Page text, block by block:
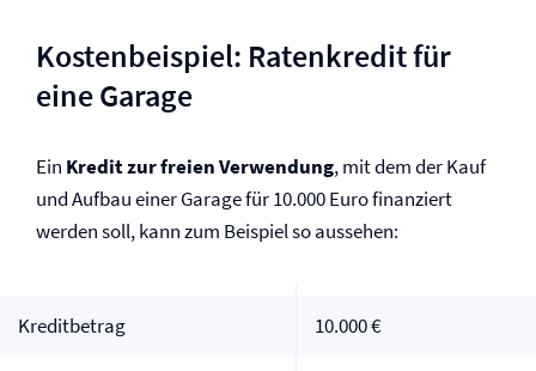
Kostenbeispiel: Ratenkredit für
eine Garage
Ein Kredit zur freien Verwendung, mit dem der Kauf
und Aufbau einer Garage für 10.000 Euro finanziert
werden soll, kann zum Beispiel so aussehen:
Kreditbetrag 10.000 €